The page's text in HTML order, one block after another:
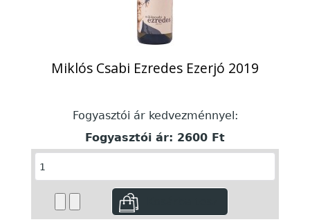
Miklós Csabi Ezredes Ezerjó 2019
Fogyasztói ár kedvezménnyel:
Fogyasztói ár: 2600 Ft